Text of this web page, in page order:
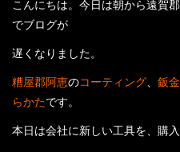
コーティングギャラリー
最新情報
こんにちは。今日は朝から遠賀
でブログが
遅くなりました。
糟屋郡阿恵のコーティング 鈑
らかたです。
本日は会社に新しい工具を、購入